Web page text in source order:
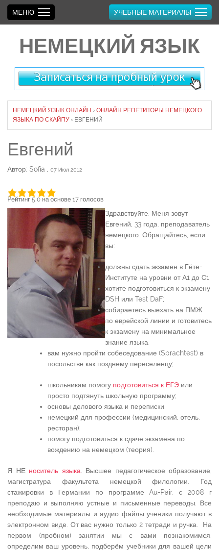
НЕМЕЦКИЙ ЯЗЫК
МЕНЮ УЧЕБНЫЕ МАТЕРИАЛЫ
НЕМЕЦКИЙ ЯЗЫК ОНЛАЙН › ОНЛАЙН РЕПЕТИТОРЫ НЕМЕЦКОГО
ЯЗЫКА ПО СКАЙПУ › ЕВГЕНИЙ
Евгений
Автор: Sofia , 07 Июл 2012
Рейтинг 5,0 на основе 17 голосов
Здравствуйте. Меня зовут
Евгений, 33 года, преподаватель
немецкого. Обращайтесь, если
вы:
должны сдать экзамен в Гёте-
Институте на уровни от А1 до С1;
хотите подготовиться к экзамену
DSH или Test DaF;
собираетесь выехать на ПМЖ
по еврейской линии и готовитесь
к экзамену на минимальное
знание языка;
вам нужно пройти собеседование (Sprachtest) в
посольстве как позднему переселенцу;
школьникам помогу подготовиться к ЕГЭ или
просто подтянуть школьную программу;
основы делового языка и переписки;
немецкий для профессии (медицинский, отель,
ресторан);
помогу подготовиться к сдаче экзамена по
вождению на немецком (теория).
Я НЕ носитель языка. Высшее педагогическое образование,
магистратура факультета немецкой филологии. Год
стажировки в Германии по программе Au-Pair, с 2008 г
преподаю и выполняю устные и письменные переводы. Все
необходимые материалы и аудио-файлы ученики получают в
электронном виде. От вас нужно только 2 тетради и ручка. На
первом (пробном) занятии мы с вами познакомимся,
определим ваш уровень, подберём учебники для вашей цели